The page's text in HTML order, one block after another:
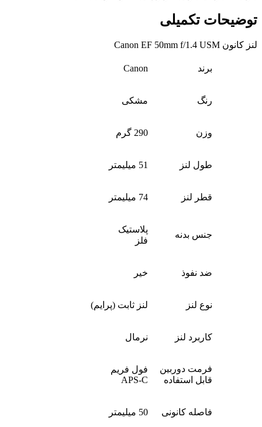
توضیحات تکمیلی
لنز کانون Canon EF 50mm f/1.4 USM
برند Canon
رنگ مشکی
وزن 290 گرم
طول لنز 51 میلیمتر
قطر لنز 74 میلیمتر
جنس بدنه
پلاستیک
فلز
ضد نفوذ خیر
نوع لنز لنز ثابت (پرایم)
کاربرد لنز نرمال
فرمت دوربین
قابل استفاده
فول فریم
APS-C
فاصله کانونی 50 میلیمتر